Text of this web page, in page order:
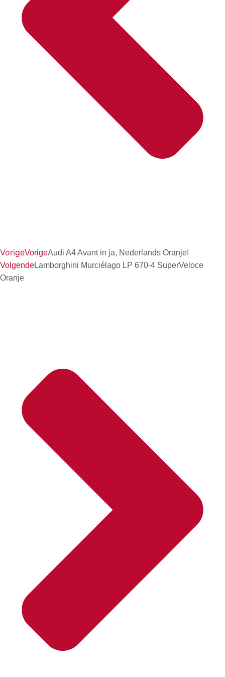
VorigeVorigeAudi A4 Avant in ja, Nederlands Oranje!
VolgendeLamborghini Murciélago LP 670-4 SuperVeloce
Oranje